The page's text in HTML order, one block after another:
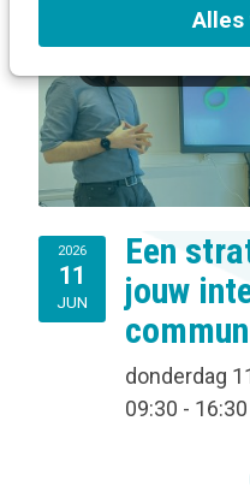
Alles
In de kijker
2026
11
JUN
Een
jouw
donderdag
09:30 -